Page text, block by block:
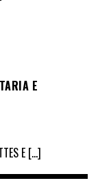
E
E […]